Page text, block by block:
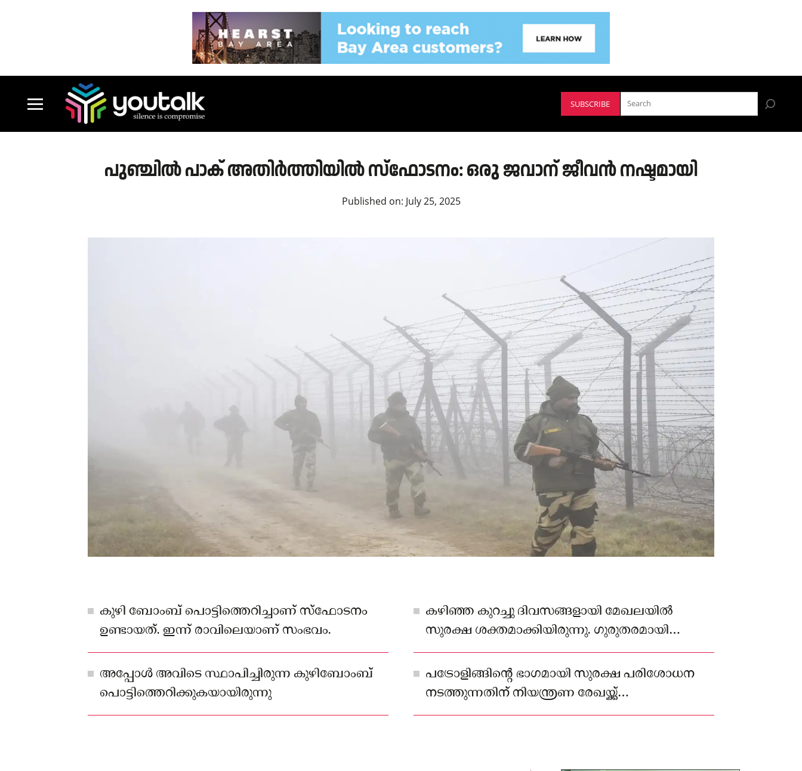
SUBSCRIBE
പുഞ്ചിൽ പാക് അതിർത്തിയിൽ സ്‌ഫോടനം: ഒരു ജവാന് ജീവൻ നഷ്ടമായി
Published on: July 25, 2025
കുഴി ബോംബ് പൊട്ടിത്തെറിച്ചാണ് സ്‌ഫോടനം
ഉണ്ടായത്. ഇന്ന് രാവിലെയാണ് സംഭവം.
കഴിഞ്ഞ കുറച്ചു ദിവസങ്ങളായി മേഖലയിൽ
സുരക്ഷ ശക്തമാക്കിയിരുന്നു. ഗുരുതരമായി
പരിക്കേറ്റ ജവാന്മാരെ മിലിട്ടറി ഹോസ്പിറ്റലിൽ
പ്രവേശിപ്പിച്ചു.
അപ്പോൾ അവിടെ സ്ഥാപിച്ചിരുന്ന കുഴിബോംബ്
പൊട്ടിത്തെറിക്കുകയായിരുന്നു
പട്രോളിങ്ങിന്റെ ഭാഗമായി സുരക്ഷ പരിശോധന
നടത്തുന്നതിന് നിയന്ത്രണ രേഖയ്ക്ക്
അടുത്തെത്തിയതായിരുന്നു ജവാന്മാർ.